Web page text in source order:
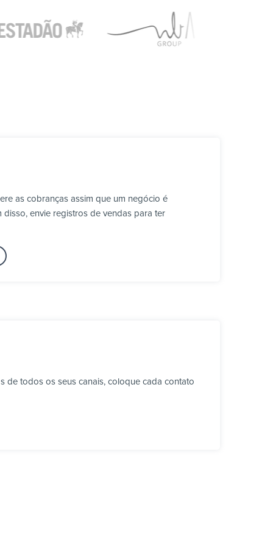
as cobranças assim que um negócio é
envie registros de vendas para ter
de todos os seus canais, coloque cada contato